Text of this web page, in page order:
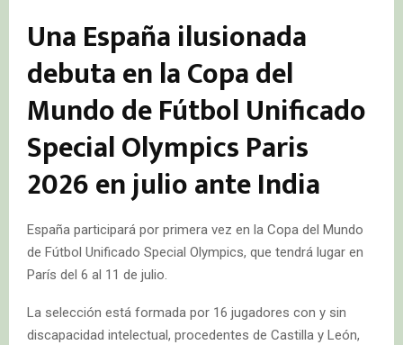
Una España ilusionada
debuta en la Copa del
Mundo de Fútbol Unificado
Special Olympics Paris
2026 en julio ante India
España participará por primera vez en la Copa del Mundo
de Fútbol Unificado Special Olympics, que tendrá lugar en
París del 6 al 11 de julio.
La selección está formada por 16 jugadores con y sin
discapacidad intelectual, procedentes de Castilla y León,